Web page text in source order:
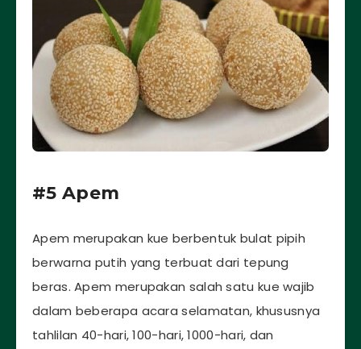
#5 Apem
Apem merupakan kue berbentuk bulat pipih
berwarna putih yang terbuat dari tepung
beras. Apem merupakan salah satu kue wajib
dalam beberapa acara selamatan, khususnya
tahlilan 40-hari, 100-hari, 1000-hari, dan